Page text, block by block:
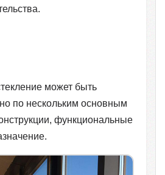
может быть
по нескольким основным
функциональные